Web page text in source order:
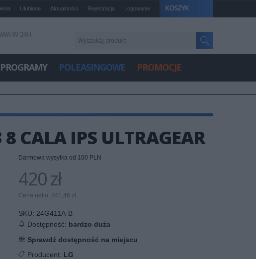
KOSZYK
Ulubione Aktualności Rejestracja Logowanie
W 24H
PROGRAMY POLEASINGOWE PROMOCJE
CALA IPS ULTRAGEAR
Darmowa wysyłka od 100 PLN
420 zł
Cena netto: 341,46 zł
SKU: 24G411A-B
Dostępność: bardzo duża
Sprawdź dostępność na miejscu
Producent: LG